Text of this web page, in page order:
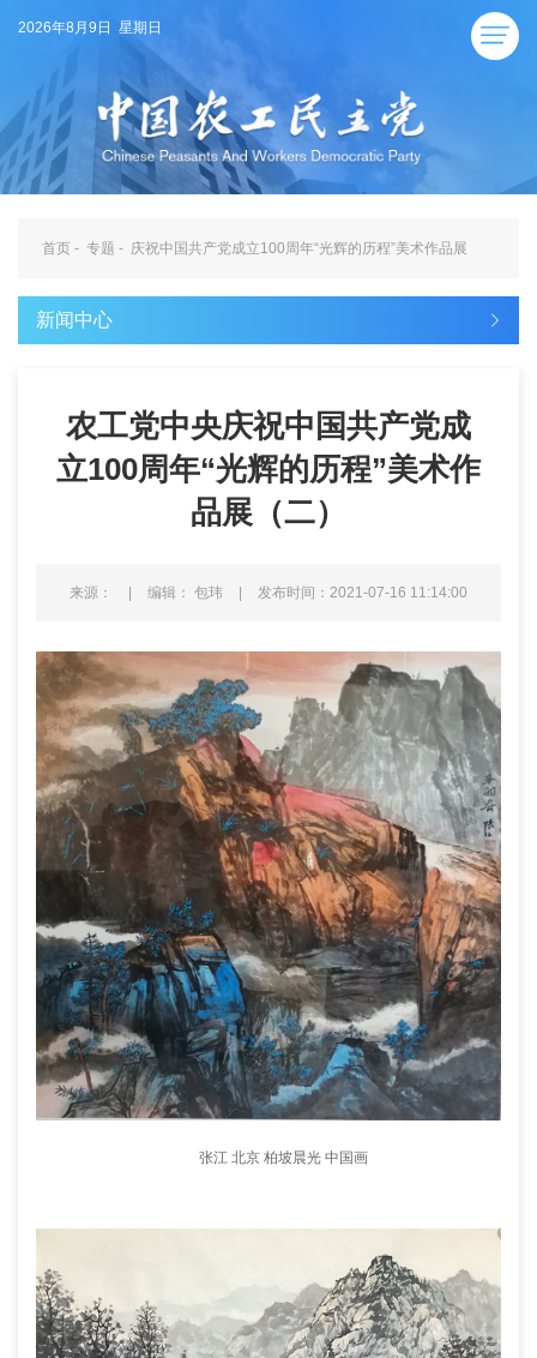
2026年8月9日 星期日
首页 - 专题 - 庆祝中国共产党成立100周年“光辉的历程”美术作品展
新闻中心
农工党中央庆祝中国共产党成
立100周年“光辉的历程”美术作
品展（二）
来源： | 编辑： 包玮 | 发布时间：2021-07-16 11:14:00
张江 北京 柏坡晨光 中国画